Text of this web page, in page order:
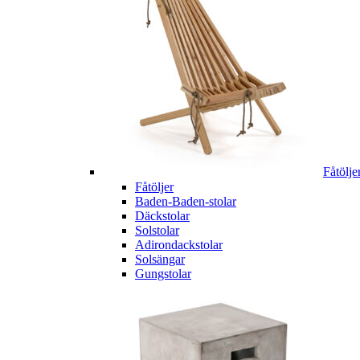
Fåtöljer
Baden-Baden-stolar
Däckstolar
Solstolar
Adirondackstolar
Solsängar
Gungstolar